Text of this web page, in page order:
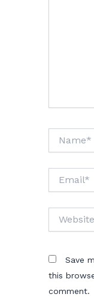
Save
this
comment.